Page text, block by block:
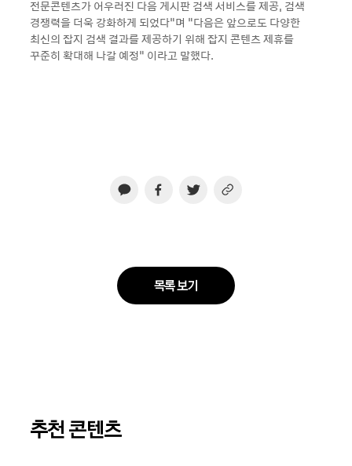
전문콘텐츠가 어우러진 다음 게시판 검색 서비스를 제공, 검색
경쟁력을 더욱 강화하게 되었다”며 “다음은 앞으로도 다양한
최신의 잡지 검색 결과를 제공하기 위해 잡지 콘텐츠 제휴를
꾸준히 확대해 나갈 예정” 이라고 말했다.
목록 보기
추천 콘텐츠